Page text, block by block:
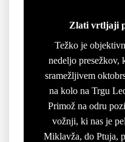
Zlati vrtljaji
Težko je
nedeljo presežkov,
sramežljivem
na kolo na Trgu
Primož na odru
vožnji, ki nas je
Miklavža, do Ptuja,